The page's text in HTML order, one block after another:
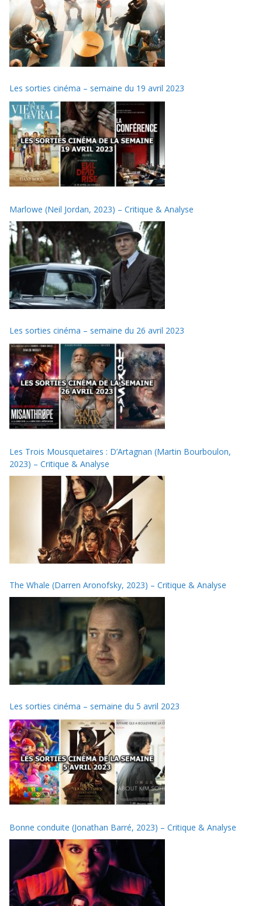
Les sorties cinéma – semaine du 19 avril 2023
Marlowe (Neil Jordan, 2023) – Critique & Analyse
Les sorties cinéma – semaine du 26 avril 2023
Les Trois Mousquetaires : D’Artagnan (Martin Bourboulon,
2023) – Critique & Analyse
The Whale (Darren Aronofsky, 2023) – Critique & Analyse
Les sorties cinéma – semaine du 5 avril 2023
Bonne conduite (Jonathan Barré, 2023) – Critique & Analyse